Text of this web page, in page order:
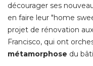
décourager ses
en faire leur "home
projet de rénovation
Francisco, qui ont
métamorphose du